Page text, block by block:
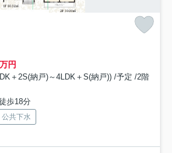
万円
＋2S(納戸)～4LDK＋S(納戸)) /予定 /2階
歩18分
公共下水